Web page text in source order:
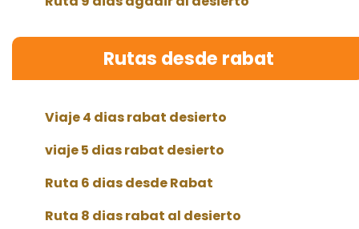
Rutas desde rabat
Viaje 4 dias rabat desierto
viaje 5 dias rabat desierto
Ruta 6 dias desde Rabat
Ruta 8 dias rabat al desierto